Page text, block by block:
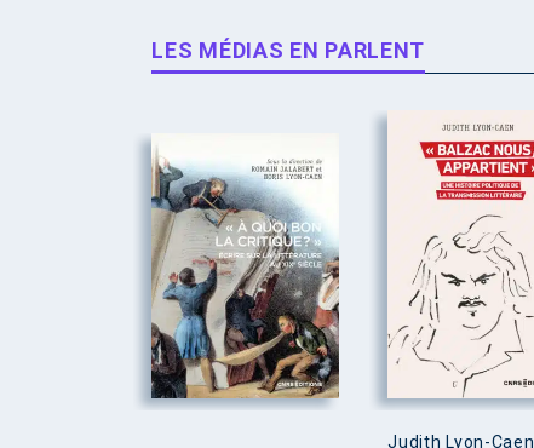
LES MÉDIAS EN PARLENT
Judith Lyon-Caen